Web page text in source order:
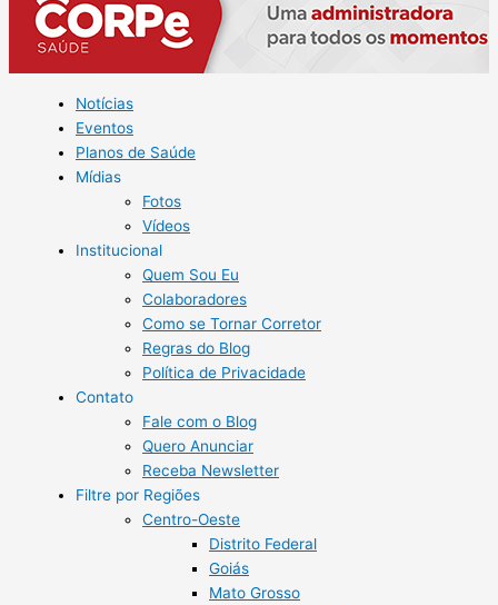
Notícias
Eventos
Planos de Saúde
Mídias
Fotos
Vídeos
Institucional
Quem Sou Eu
Colaboradores
Como se Tornar Corretor
Regras do Blog
Política de Privacidade
Contato
Fale com o Blog
Quero Anunciar
Receba Newsletter
Filtre por Regiões
Centro-Oeste
Distrito Federal
Goiás
Mato Grosso